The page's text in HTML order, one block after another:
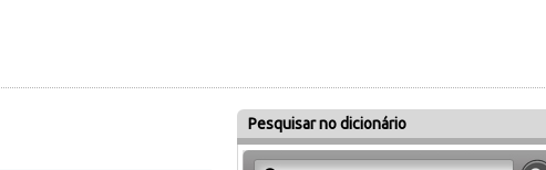
Pesquisar no dicionário